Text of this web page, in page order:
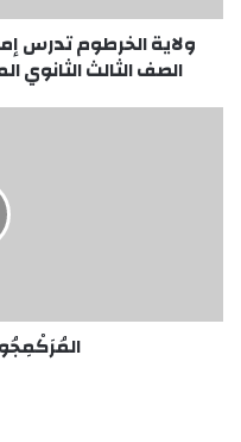
الثالث
الثانوي
الممتحنين
السودانية
ولاية الخرطوم تدرس
الصف الثالث الثانوي